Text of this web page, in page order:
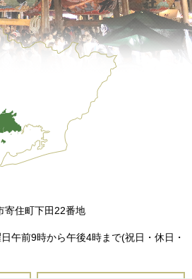
住町下田22番地
午前9時から午後4時まで(祝日・休日・